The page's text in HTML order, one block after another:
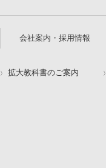
会社案内・採用情報
拡大教科書のご案内